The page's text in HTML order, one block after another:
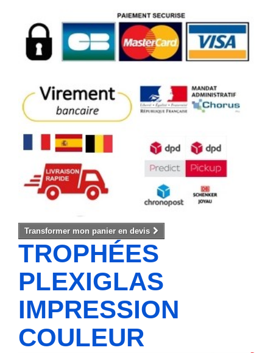
Transformer mon panier en devis
TROPHÉES
PLEXIGLAS
IMPRESSION
COULEUR